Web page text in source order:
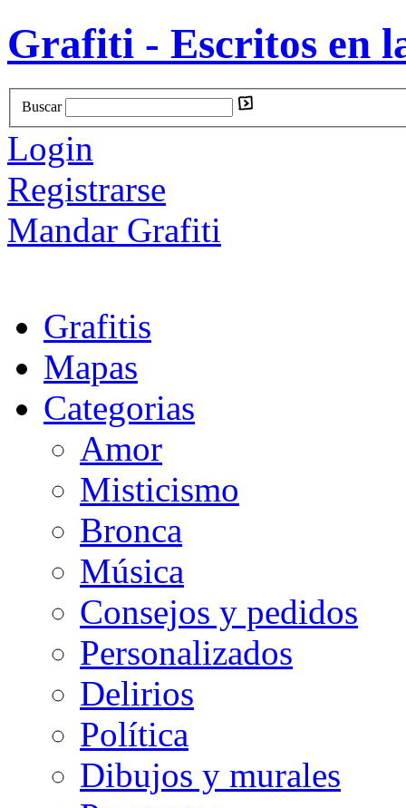
Grafiti - Escritos en
Buscar
Login
Registrarse
Mandar Grafiti
Grafitis
Mapas
Categorias
Amor
Misticismo
Bronca
Música
Consejos y pedidos
Personalizados
Delirios
Política
Dibujos y murales